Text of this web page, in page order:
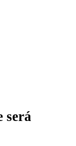
será